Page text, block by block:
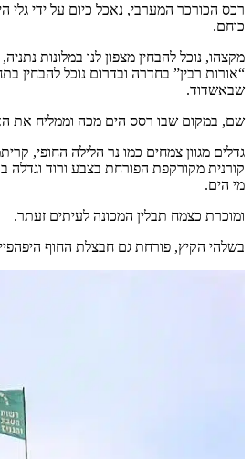
רכס הכורכר המערבי, נאכל כיום על ידי גלי
כוחם.
מקצהו, נוכל להבחין מצפון לנו במלונות
“אורות רבין” בחדרה ובדרום נוכל להבחין
שבאשדוד.
שם, במקום שבו רסס הים מכה וממליח את
גדלים מגוון צמחים כמו נר הלילה החופי,
קורנית מקורקפת הפורחת בצבע ורוד וגדלה
מי הים.
ומוכרת כצמח תבלין המכונה לעיתים זעתר.
בשלהי הקיץ, פורחת גם חבצלת החוף